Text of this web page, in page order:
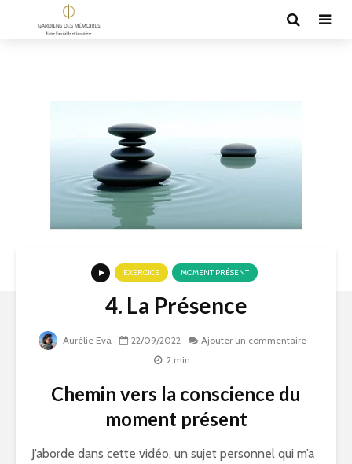
EXERCICE MOMENT PRÉSENT
4. La Présence
Aurélie Eva 22/09/2022
Ajouter un commentaire
2 min
Chemin vers la conscience du
moment présent
J’aborde dans cette vidéo, un sujet personnel qui m’a